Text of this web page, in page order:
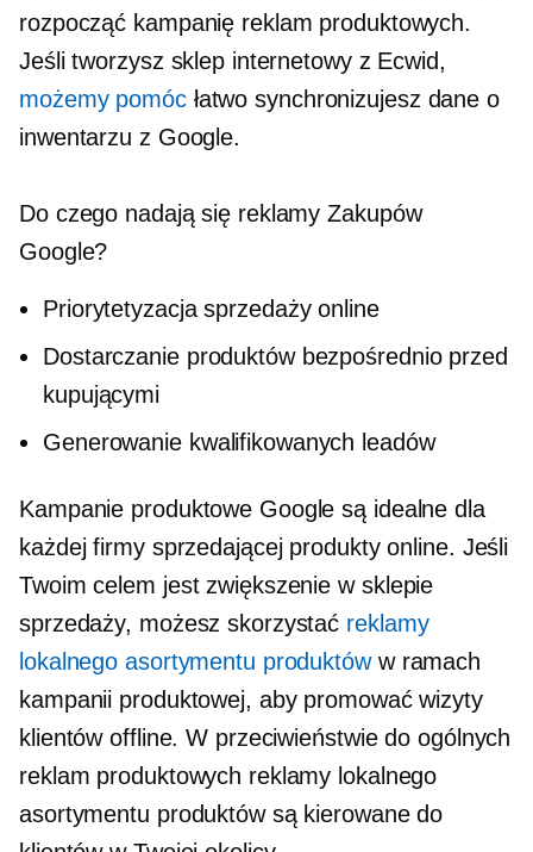
rozpocząć kampanię reklam produktowych.
Jeśli tworzysz sklep internetowy z Ecwid,
możemy pomócłatwo synchronizujesz dane o
inwentarzu z Google.
Do czego nadają się reklamy Zakupów
Google?
Priorytetyzacja sprzedaży online
Dostarczanie produktów bezpośrednio przed
kupującymi
Generowanie kwalifikowanych leadów
Kampanie produktowe Google są idealne dla
każdej firmy sprzedającej produkty online. Jeśli
Twoim celem jest zwiększeniew sklepie
sprzedaży, możesz skorzystać reklamy
lokalnego asortymentu produktóww ramach
kampanii produktowej, aby promować wizyty
klientów offline. W przeciwieństwie do ogólnych
reklam produktowych reklamy lokalnego
asortymentu produktów są kierowane do